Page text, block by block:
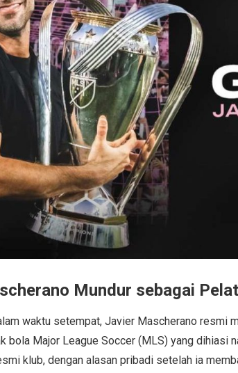
Mundur sebagai
waktu setempat, Javier Mascherano resmi
bola Major League Soccer (MLS) yang dihiasi
klub, dengan alasan pribadi setelah ia